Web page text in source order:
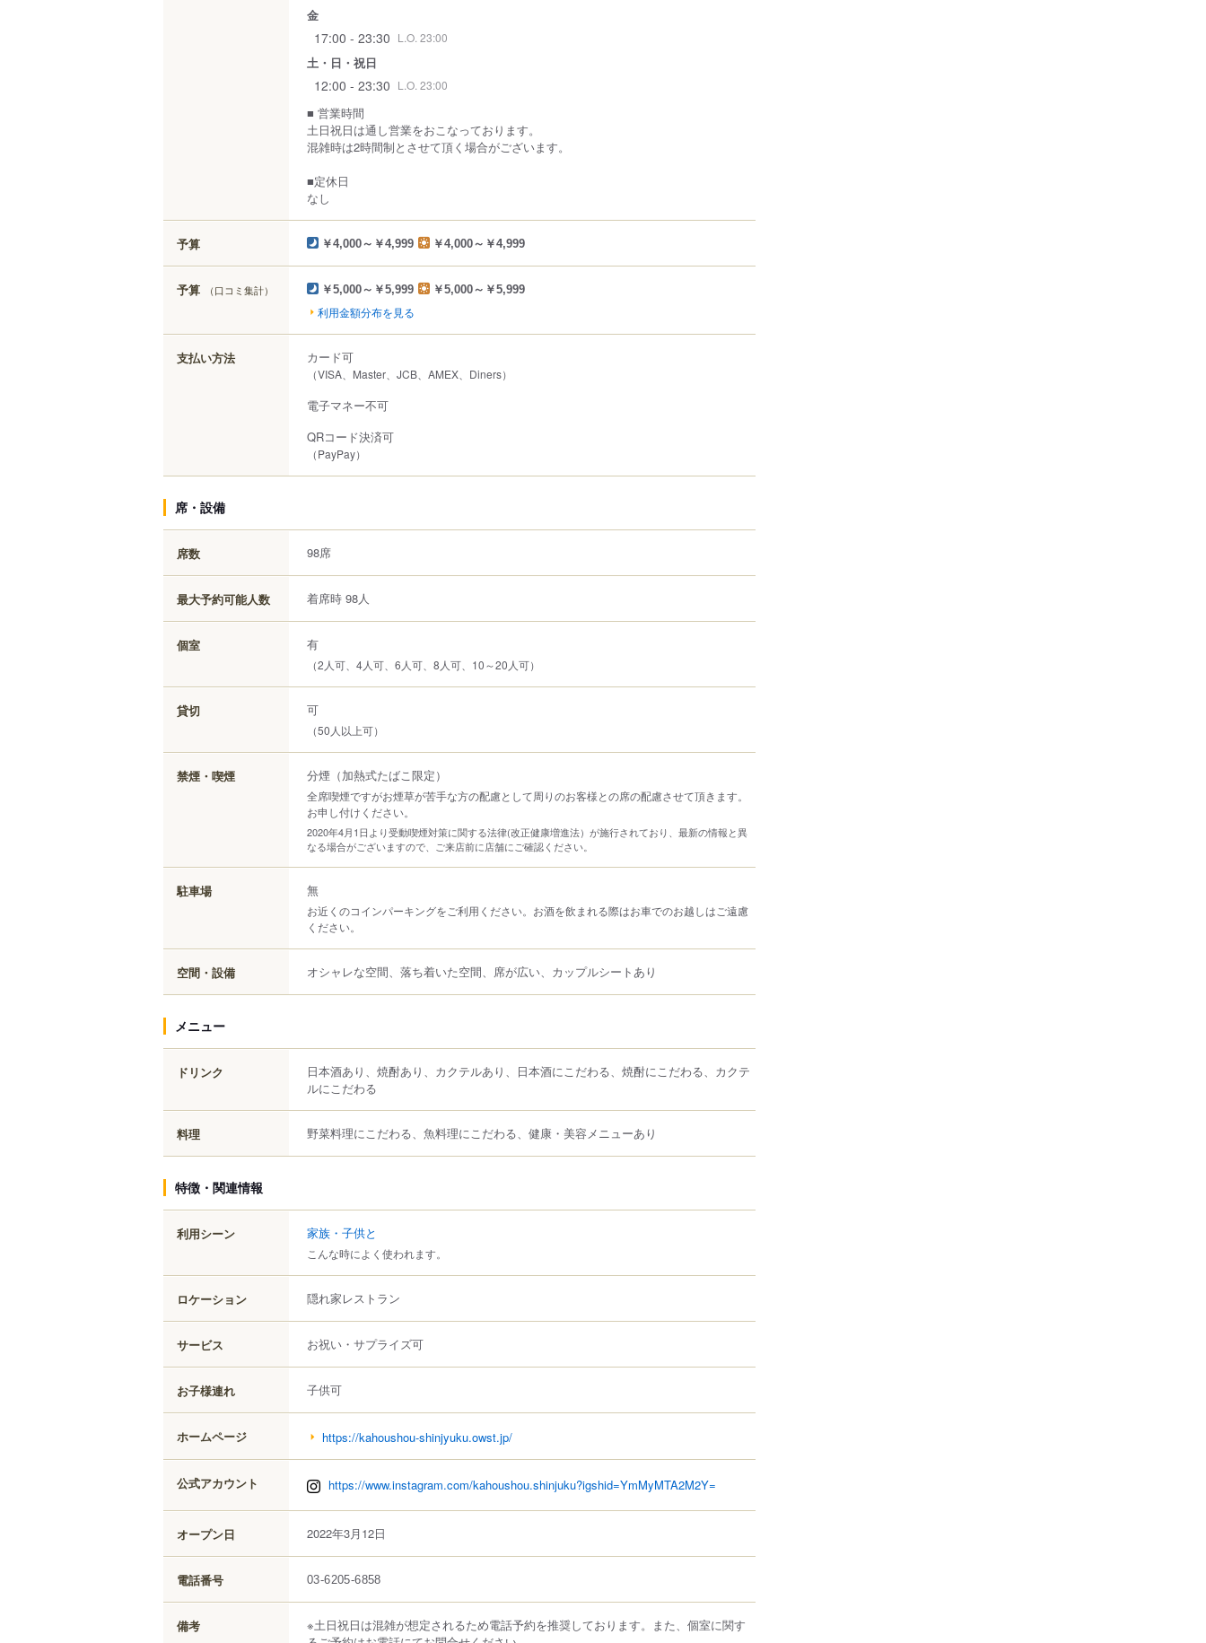
金
17:00 - 23:30 L.O. 23:00
土・日・祝日
12:00 - 23:30 L.O. 23:00
■ 営業時間
土日祝日は通し営業をおこなっております。
混雑時は2時間制とさせて頂く場合がございます。
■定休日
なし
予算 ￥4,000～￥4,999 ￥4,000～￥4,999
予算 （口コミ集計） ￥5,000～￥5,999 ￥5,000～￥5,999
利用金額分布を見る
支払い方法 カード可
（VISA、Master、JCB、AMEX、Diners）
電子マネー不可
QRコード決済可
（PayPay）
席・設備
席数 98席
最大予約可能人数 着席時 98人
個室 有
（2人可、4人可、6人可、8人可、10～20人可）
貸切 可
（50人以上可）
禁煙・喫煙 分煙（加熱式たばこ限定）
全席喫煙ですがお煙草が苦手な方の配慮として周りのお客様との席の配慮させて頂きます。
お申し付けください。
2020年4月1日より受動喫煙対策に関する法律(改正健康増進法）が施行されており、最新の情報と異
なる場合がございますので、ご来店前に店舗にご確認ください。
駐車場 無
お近くのコインパーキングをご利用ください。お酒を飲まれる際はお車でのお越しはご遠慮
ください。
空間・設備 オシャレな空間、落ち着いた空間、席が広い、カップルシートあり
メニュー
ドリンク
日本酒あり、焼酎あり、カクテルあり、日本酒にこだわる、焼酎にこだわる、カクテ
ルにこだわる
料理 野菜料理にこだわる、魚料理にこだわる、健康・美容メニューあり
特徴・関連情報
利用シーン 家族・子供と
こんな時によく使われます。
ロケーション 隠れ家レストラン
サービス お祝い・サプライズ可
お子様連れ 子供可
ホームページ https://kahoushou-shinjyuku.owst.jp/
公式アカウント https://www.instagram.com/kahoushou.shinjuku?igshid=YmMyMTA2M2Y=
オープン日 2022年3月12日
電話番号 03-6205-6858
備考
※土日祝日は混雑が想定されるため電話予約を推奨しております。また、個室に関す